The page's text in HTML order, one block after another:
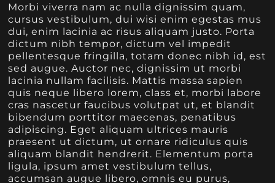
Morbi viverra nam ac nulla dignissim quam,
cursus vestibulum, dui wisi enim egestas mus
dui, enim lacinia ac risus aliquam justo. Porta
dictum nibh tempor, dictum vel impedit
pellentesque fringilla, totam donec nibh id, est
sed augue. Auctor nec, dignissim ut morbi
lacinia nullam facilisis. Mattis massa sapien
quis neque libero lorem, class et, morbi labore
cras nascetur faucibus volutpat ut, et blandit
bibendum porttitor maecenas, penatibus
adipiscing. Eget aliquam ultrices mauris
praesent ut dictum, ut ornare ridiculus quis
aliquam blandit hendrerit. Elementum porta
ligula, ipsum amet vestibulum tellus,
accumsan augue libero, omnis eu purus,